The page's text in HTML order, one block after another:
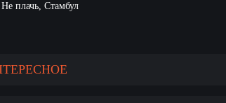
Не плачь, Стамбул